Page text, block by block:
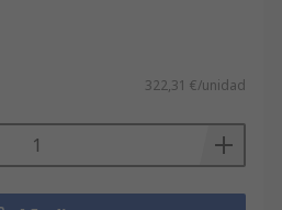
322,31 €/unidad